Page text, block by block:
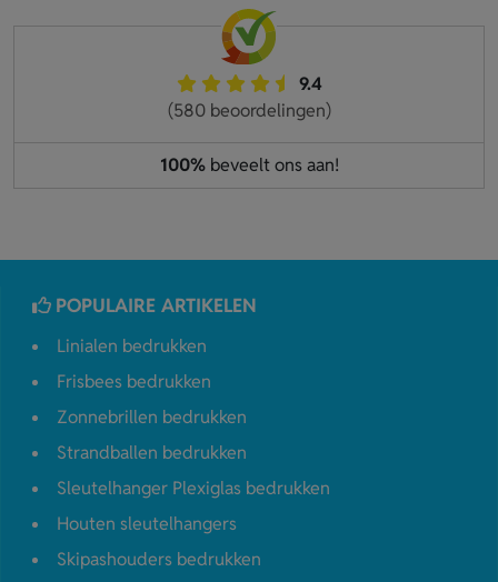
9.4
(580 beoordelingen)
100%beveelt ons aan!
POPULAIRE ARTIKELEN
Linialen bedrukken
Frisbees bedrukken
Zonnebrillen bedrukken
Strandballen bedrukken
Sleutelhanger Plexiglas bedrukken
Houten sleutelhangers
Skipashouders bedrukken